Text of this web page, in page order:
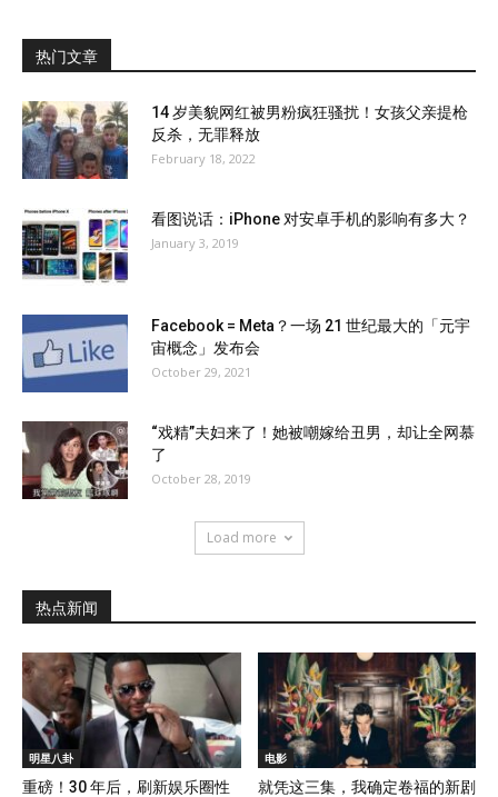
热门文章
14 岁美貌网红被男粉疯狂骚扰！女孩父亲提枪
反杀，无罪释放
February 18, 2022
看图说话：iPhone 对安卓手机的影响有多大？
January 3, 2019
Facebook = Meta？一场 21 世纪最大的「元宇
宙概念」发布会
October 29, 2021
“戏精”夫妇来了！她被嘲嫁给丑男，却让全网慕
了
October 28, 2019
Load more
热点新闻
明星八卦
重磅！30 年后，刷新娱乐圈性
电影
就凭这三集，我确定卷福的新剧